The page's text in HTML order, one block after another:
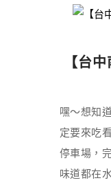
【台
嘿～想知
定要來吃
停車場，
味道都在